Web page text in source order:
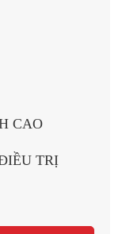
CAO
TRỊ